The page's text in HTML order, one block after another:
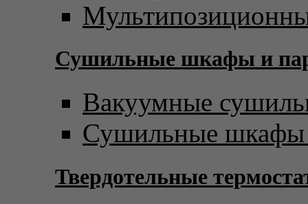
Сушильные шкафы и
Вакуумные
Сушильные шкафы
Твердотельные